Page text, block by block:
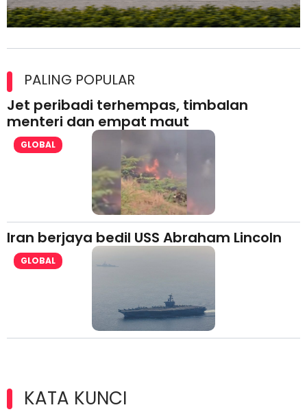
lesen separuh pertama 2026
PALING POPULAR
Jet peribadi terhempas, timbalan
menteri dan empat maut
GLOBAL
Iran berjaya bedil USS Abraham Lincoln
GLOBAL
KATA KUNCI